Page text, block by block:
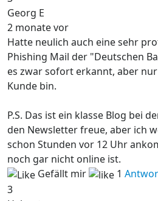
Georg E
2 monate vor
Hatte neulich auch eine sehr
Phishing Mail der "Deutschen
es zwar sofort erkannt, aber
Kunde bin.
P.S. Das ist ein klasse Blog bei
den Newsletter freue, aber ich
schon Stunden vor 12 Uhr
noch gar nicht online ist.
Gefällt mir
1
3